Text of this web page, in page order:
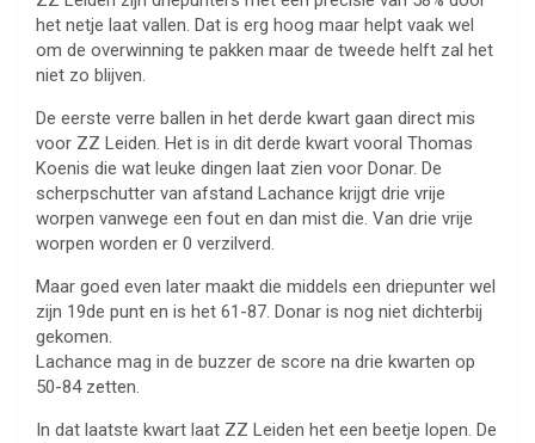
het netje laat vallen. Dat is erg hoog maar helpt vaak wel
om de overwinning te pakken maar de tweede helft zal het
niet zo blijven.
De eerste verre ballen in het derde kwart gaan direct mis
voor ZZ Leiden. Het is in dit derde kwart vooral Thomas
Koenis die wat leuke dingen laat zien voor Donar. De
scherpschutter van afstand Lachance krijgt drie vrije
worpen vanwege een fout en dan mist die. Van drie vrije
worpen worden er 0 verzilverd.
Maar goed even later maakt die middels een driepunter wel
zijn 19de punt en is het 61-87. Donar is nog niet dichterbij
gekomen.
Lachance mag in de buzzer de score na drie kwarten op
50-84 zetten.
In dat laatste kwart laat ZZ Leiden het een beetje lopen. De